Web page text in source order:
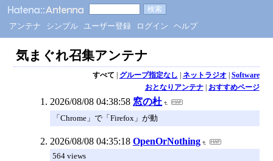
アンテナ シンプル ユーザー登録 ログイン ヘルプ
気まぐれ召集アンテナ
すべて | グループ指定なし | ネットラジオ | Software
おとなりアンテナ| おすすめページ
2026/08/08 04:38:58 窓の杜
「Chrome」で「Firefox」が動
2026/08/08 04:35:18 OpenOrNothing
564 views